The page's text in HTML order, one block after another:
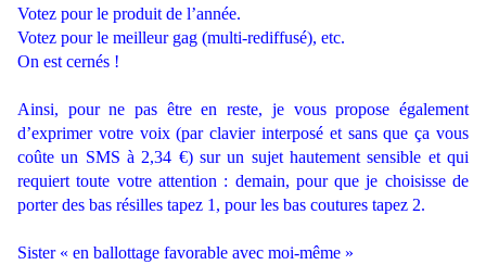
Votez pour le produit de l’année.
Votez pour le meilleur gag (multi-rediffusé), etc.
On est cernés !
Ainsi, pour ne pas être en reste, je vous propose également
d’exprimer votre voix (par clavier interposé et sans que ça vous
coûte un SMS à 2,34 €) sur un sujet hautement sensible et qui
requiert toute votre attention : demain, pour que je choisisse de
porter des bas résilles tapez 1, pour les bas coutures tapez 2.
Sister « en ballottage favorable avec moi-même »